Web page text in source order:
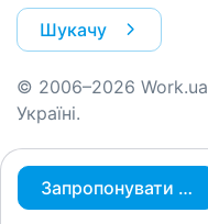
Запропонувати
Шукачу
© 2006–2026
Україні.